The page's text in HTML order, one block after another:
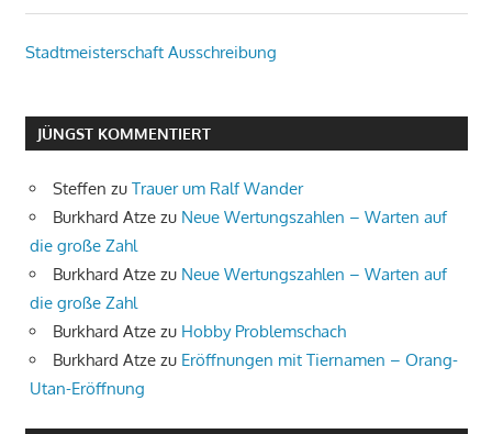
Stadtmeisterschaft Ausschreibung
JÜNGST KOMMENTIERT
Steffen zu Trauer um Ralf Wander
Burkhard Atze zu Neue Wertungszahlen – Warten auf
die große Zahl
Burkhard Atze zu Neue Wertungszahlen – Warten auf
die große Zahl
Burkhard Atze zu Hobby Problemschach
Burkhard Atze zu Eröffnungen mit Tiernamen – Orang-
Utan-Eröffnung